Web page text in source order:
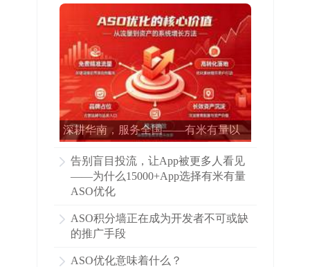
深耕华南，服务全国——有米有量以
告别盲目投流，让App被更多人看见
——为什么15000+App选择有米有量
ASO优化
ASO积分墙正在成为开发者不可或缺
的推广手段
ASO优化意味着什么？